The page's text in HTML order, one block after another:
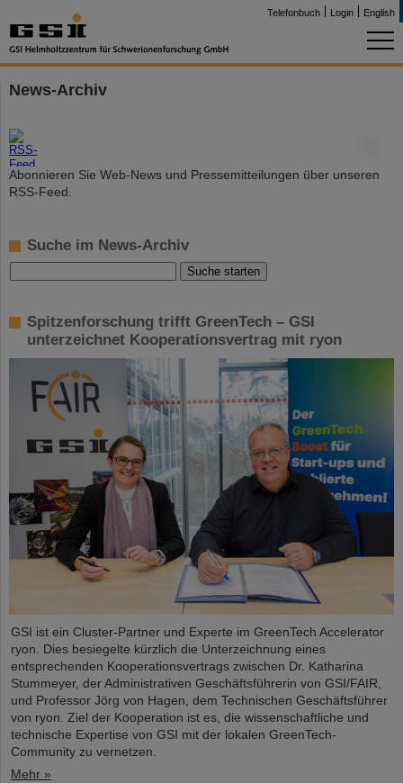
Telefonbuch Login English
News-Archiv
Abonnieren Sie Web-News und Pressemitteilungen über unseren
RSS-Feed.
Suche im News-Archiv
Spitzenforschung trifft GreenTech – GSI
unterzeichnet Kooperationsvertrag mit ryon
GSI ist ein Cluster-Partner und Experte im GreenTech Accelerator
ryon. Dies besiegelte kürzlich die Unterzeichnung eines
entsprechenden Kooperationsvertrags zwischen Dr. Katharina
Stummeyer, der Administrativen Geschäftsführerin von GSI/FAIR,
und Professor Jörg von Hagen, dem Technischen Geschäftsführer
von ryon. Ziel der Kooperation ist es, die wissenschaftliche und
technische Expertise von GSI mit der lokalen GreenTech-
Community zu vernetzen.
Mehr »